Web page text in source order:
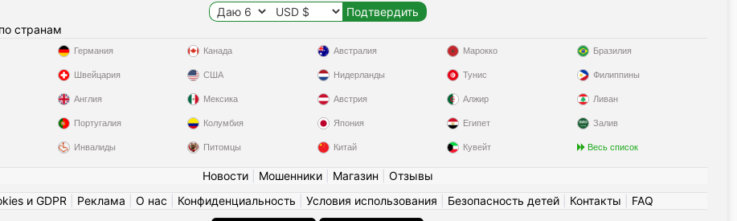
странам
Германия
Швейцария
Англия
Португалия
Инвалиды
Канада
США
Мексика
Колумбия
Питомцы
Австралия
Нидерланды
Австрия
Япония
Китай
Марокко
Тунис
Алжир
Египет
Кувейт
Бразилия
Филиппины
Ливан
Залив
Весь список
Новости| Мошенники| Магазин
Отзывы
и GDPR
Реклама О нас Конфиденциальность Условия использования Безопасность детей Контакты FAQ